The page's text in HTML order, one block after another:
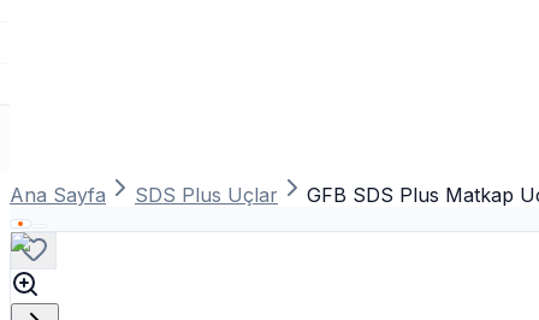
Ana Sayfa SDS Plus Uçlar GFB SDS Plus Matkap